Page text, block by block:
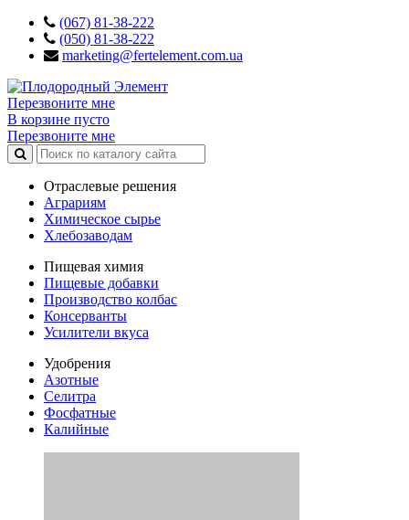
(067) 81-38-222
(050) 81-38-222
marketing@fertelement.com.ua
Перезвоните мне
В корзине пусто
Перезвоните мне
Отраслевые решения
Аграриям
Химическое сырье
Хлебозаводам
Пищевая химия
Пищевые добавки
Производство колбас
Консерванты
Усилители вкуса
Удобрения
Азотные
Селитра
Фосфатные
Калийные